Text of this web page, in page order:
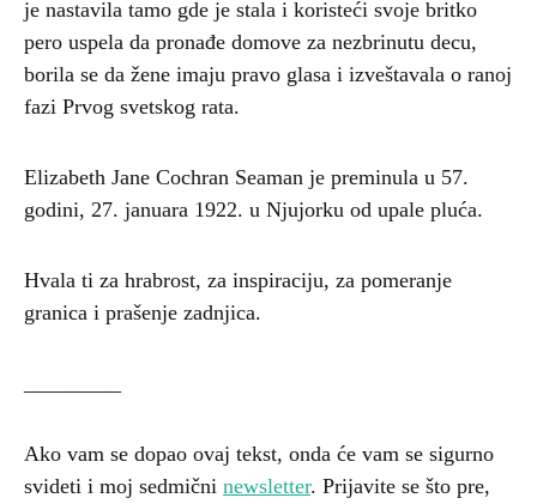
je nastavila tamo gde je stala i koristeći svoje britko
pero uspela da pronađe domove za nezbrinutu decu,
borila se da žene imaju pravo glasa i izveštavala o ranoj
fazi Prvog svetskog rata.
Elizabeth Jane Cochran Seaman je preminula u 57.
godini, 27. januara 1922. u Njujorku od upale pluća.
Hvala ti za hrabrost, za inspiraciju, za pomeranje
granica i prašenje zadnjica.
Ako vam se dopao ovaj tekst, onda će vam se sigurno
svideti i moj sedmični newsletter. Prijavite se što pre,